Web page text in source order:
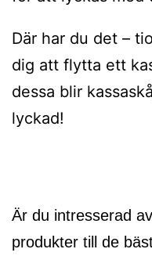
Där har du det –
dig att flytta ett
dessa blir
lyckad!
Är du intresserad
produkter till de